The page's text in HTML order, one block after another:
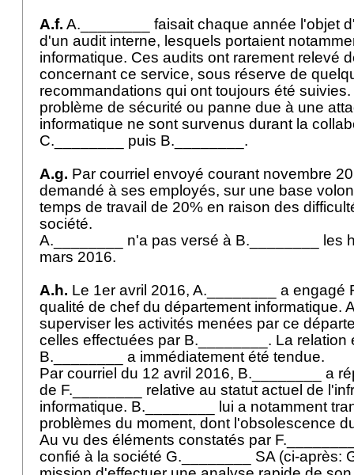
A.f. A.________ faisait chaque année l'objet
d'un audit interne, lesquels portaient
informatique. Ces audits ont rarement relevé
concernant ce service, sous réserve de
recommandations qui ont toujours été
problème de sécurité ou panne due à une
informatique ne sont survenus durant la
C.________ puis B.________.
A.g. Par courriel envoyé courant novembre
demandé à ses employés, sur une base
temps de travail de 20% en raison des
société.
A.________ n'a pas versé à B.________ les
mars 2016.
A.h. Le 1er avril 2016, A.________ a engagé
qualité de chef du département informatique.
superviser les activités menées par ce
celles effectuées par B.________. La relation
B.________ a immédiatement été tendue.
Par courriel du 12 avril 2016, B.________ a
de F.________ relative au statut actuel de
informatique. B.________ lui a notamment
problèmes du moment, dont l'obsolescence
Au vu des éléments constatés par
confié à la société G.________ SA (ci-après: